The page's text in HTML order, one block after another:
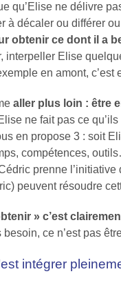
qu’Elise ne délivre
à décaler ou différer
obtenir ce dont il a
interpeller Elise
en amont, c’est
aller plus loin : être
ne fait pas ce
en propose 3 : soit
compétences,
prenne l’initiative
peuvent résoudre
» c’est
ce n’est pas
intégrer